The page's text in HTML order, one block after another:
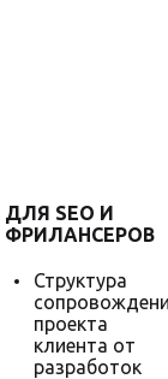
ДЛЯ SEO И
ФРИЛАНСЕРОВ
Структура
проекта
клиента от
разработок